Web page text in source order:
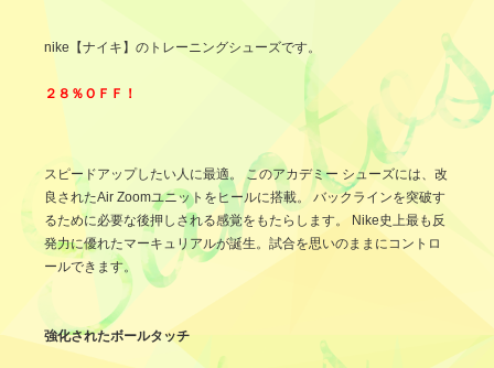
nike【ナイキ】のトレーニングシューズです。
２８％ＯＦＦ！
スピードアップしたい人に最適。 このアカデミー シューズには、改
良されたAir Zoomユニットをヒールに搭載。 バックラインを突破す
るために必要な後押しされる感覚をもたらします。 Nike史上最も反
発力に優れたマーキュリアルが誕生。試合を思いのままにコントロ
ールできます。
強化されたボールタッチ